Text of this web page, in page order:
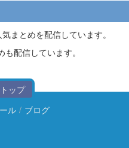
まとめを配信しています。
配信しています。
ップ
ル / ブログ